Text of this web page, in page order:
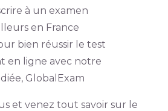
à un examen
en France
bien réussir le test
en ligne avec notre
GlobalExam
et venez tout savoir sur le